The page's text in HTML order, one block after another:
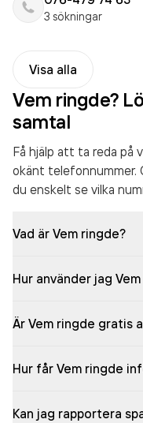
3 sökningar
Visa alla
Vem ringde?
samtal
Få hjälp att ta reda på
okänt telefonnummer.
du enskelt se vilka
Vad är Vem ringde?
Hur använder jag
Är Vem ringde gratis
Hur får Vem ringde
Kan jag rapportera